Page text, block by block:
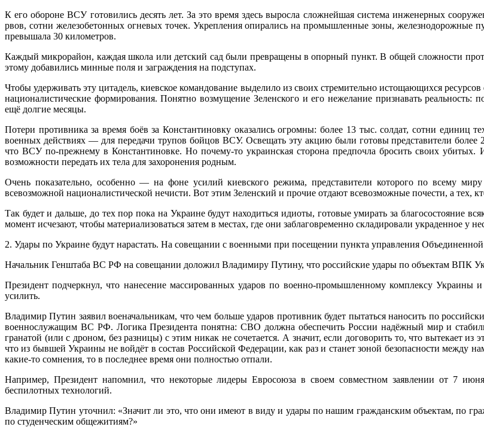
К его обороне ВСУ готовились десять лет. За это время здесь выросла сложнейшая система инженерных
рвов, сотни железобетонных огневых точек. Укрепления опирались на промышленные зоны,
превышала 30 километров.
Каждый микрорайон, каждая школа или детский сад были превращены в опорный пункт. В общей сложности
этому добавились минные поля и заграждения на подступах.
Чтобы удерживать эту цитадель, киевское командование выделило из своих стремительно истощающихся
националистические формирования. Понятно возмущение Зеленского и его нежелание признавать реальность:
ещё долгие месяцы.
Потери противника за время боёв за Константиновку оказались огромны: более 13 тыс. солдат, сотни единиц
военных действиях — для передачи трупов бойцов ВСУ. Освещать эту акцию были готовы представители
что ВСУ по-прежнему в Константиновке. Но почему-то украинская сторона предпочла бросить своих
возможности передать их тела для захоронения родным.
Очень показательно, особенно — на фоне усилий киевского режима, представители которого по всему
всевозможной националистической нечисти. Вот этим Зеленский и прочие отдают всевозможные почести, а тех,
Так будет и дальше, до тех пор пока на Украине будут находиться идиоты, готовые умирать за благосостояние
момент исчезают, чтобы материализоваться затем в местах, где они заблаговременно складировали украденное у
2. Удары по Украине будут нарастать. На совещании с военными при посещении пункта управления
Начальник Генштаба ВС РФ на совещании доложил Владимиру Путину, что российские удары по объектам ВПК
Президент подчеркнул, что нанесение массированных ударов по военно-промышленному комплексу
усилить.
Владимир Путин заявил военачальникам, что чем больше ударов противник будет пытаться наносить по
военнослужащим ВС РФ. Логика Президента понятна: СВО должна обеспечить России надёжный мир и
гранатой (или с дроном, без разницы) с этим никак не сочетается. А значит, если договорить то, что вытекает
что из бывшей Украины не войдёт в состав Российской Федерации, как раз и станет зоной безопасности
какие-то сомнения, то в последнее время они полностью отпали.
Например, Президент напомнил, что некоторые лидеры Евросоюза в своем совместном заявлении от 7
беспилотных технологий.
Владимир Путин уточнил: «Значит ли это, что они имеют в виду и удары по нашим гражданским объектам, по
по студенческим общежитиям?»